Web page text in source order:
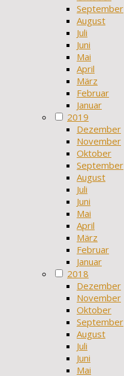
September
August
Juli
Juni
Mai
April
März
Februar
Januar
2019
Dezember
November
Oktober
September
August
Juli
Juni
Mai
April
März
Februar
Januar
2018
Dezember
November
Oktober
September
August
Juli
Juni
Mai